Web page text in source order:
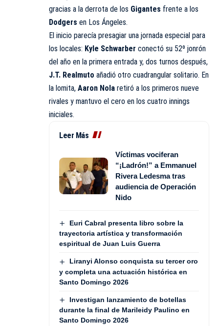
gracias a la derrota de los Gigantes frente a los
Dodgers en Los Ángeles.
El inicio parecía presagiar una jornada especial para
los locales: Kyle Schwarber conectó su 52º jonrón
del año en la primera entrada y, dos turnos después,
J.T. Realmuto añadió otro cuadrangular solitario. En
la lomita, Aaron Nola retiró a los primeros nueve
rivales y mantuvo el cero en los cuatro innings
iniciales.
Leer Más
Víctimas vociferan
“¡Ladrón!” a Emmanuel
Rivera Ledesma tras
audiencia de Operación
Nido
Euri Cabral presenta libro sobre la
trayectoria artística y transformación
espiritual de Juan Luis Guerra
Liranyi Alonso conquista su tercer oro
y completa una actuación histórica en
Santo Domingo 2026
Investigan lanzamiento de botellas
durante la final de Marileidy Paulino en
Santo Domingo 2026